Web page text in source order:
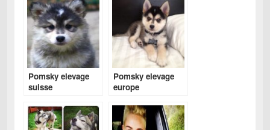
Pomsky elevage
suisse
Pomsky elevage
europe